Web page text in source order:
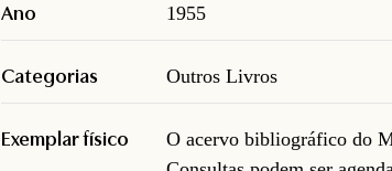
Ano 1955
Categorias Outros Livros
Exemplar físico
O acervo bibliográfico do